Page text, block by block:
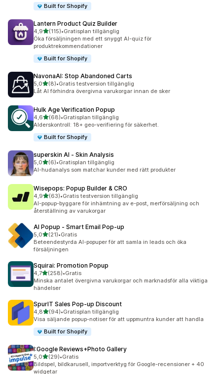
Built for Shopify
Lantern Product Quiz Builder
4,9av 5 stjärnor
(115)
115 recensioner totalt
•Gratisplan tillgänglig
Öka försäljningen med ett snyggt AI-quiz för
produktrekommendationer
Built for Shopify
NavonaAI: Stop Abandoned Carts
5,0av 5 stjärnor
(8)
8 recensioner totalt
•Gratis testversion tillgänglig
Låt AI förhindra övergivna varukorgar innan de sker
Hulk Age Verification Popup
4,6av 5 stjärnor
(68)
68 recensioner totalt
•Gratisplan tillgänglig
Alderskontroll: 18+ geo-verifiering för säkerhet.
Built for Shopify
superskin AI ‑ Skin Analysis
5,0av 5 stjärnor
(6)
6 recensioner totalt
•Gratisplan tillgänglig
AI-hudanalys som matchar kunder med rätt produkter
Wisepops: Popup Builder & CRO
4,9av 5 stjärnor
(63)
63 recensioner totalt
•Gratis testversion tillgänglig
AI-popup-byggare för inhämtning av e-post, merförsäljning och
återställning av varukorgar
AI Popup ‑ Smart Email Pop‑up
5,0av 5 stjärnor
(21)
21 recensioner totalt
•Gratis
Beteendestyrda AI-popuper för att samla in leads och öka
försäljningen
Squirai: Promotion Popup
4,7av 5 stjärnor
(258)
258 recensioner totalt
•Gratis
Minska antalet övergivna varukorgar och marknadsför alla viktiga
händelser
SpurIT Sales Pop‑up Discount
4,8av 5 stjärnor
(94)
94 recensioner totalt
•Gratisplan tillgänglig
Visa säljande popup-notiser för att uppmuntra kunder att handla
Built for Shopify
I:Google Reviews+Photo Gallery
5,0av 5 stjärnor
(29)
29 recensioner totalt
•Gratis
Bildspel, bildkarusell, importverktyg för Google-recensioner + 40
widgetar